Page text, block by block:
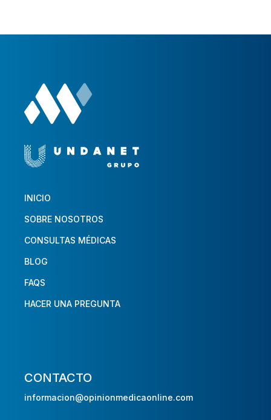
INICIO
SOBRE NOSOTROS
CONSULTAS MÉDICAS
BLOG
FAQS
HACER UNA PREGUNTA
CONTACTO
informacion@opinionmedicaonline.com